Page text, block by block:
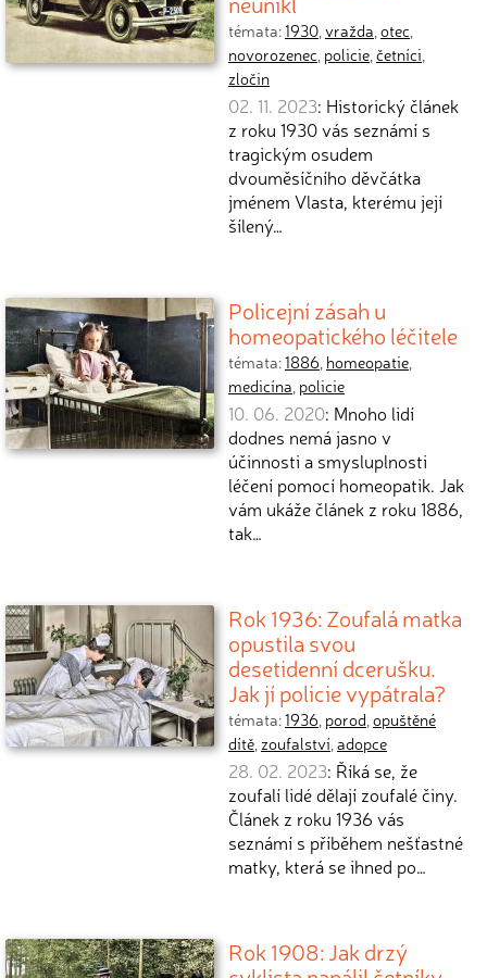
témata:1930,vražda,otec,
novorozenec, policie,četníci,
zločin
02. 11. 2023: Historický článek
z roku 1930 vás seznámí s
tragickým osudem
dvouměsíčního děvčátka
jménem Vlasta, kterému její
šílený…
Policejní zásah u
homeopatického léčitele
témata:1886, homeopatie,
medicína, policie
10. 06. 2020: Mnoho lidí
dodnes nemá jasno v
účinnosti a smysluplnosti
léčení pomocí homeopatik. Jak
vám ukáže článek z roku 1886,
tak…
Rok 1936: Zoufalá matka
opustila svou
desetidenní dcerušku.
Jak jí policie vypátrala?
témata:1936, porod,opuštěné
dítě, zoufalství,adopce
28. 02. 2023: Říká se, že
zoufalí lidé dělají zoufalé činy.
Článek z roku 1936 vás
seznámí s příběhem nešťastné
matky, která se ihned po…
Rok 1908: Jak drzý